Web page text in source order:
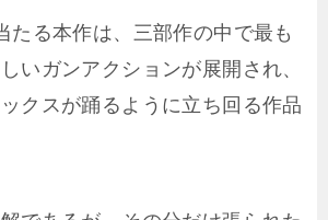
たる本作は、三部作の中で最も
いガンアクションが展開され、
クスが踊るように立ち回る作品